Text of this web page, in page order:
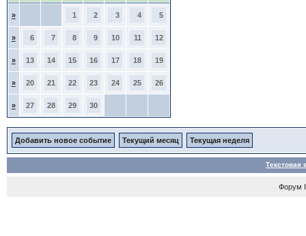
» 1 2 3 4 5
» 6 7 8 9 10 11 12
» 13 14 15 16 17 18 19
» 20 21 22 23 24 25 26
» 27 28 29 30
Добавить новое событие Текущий месяц Текущая неделя
Текстовая
Форум